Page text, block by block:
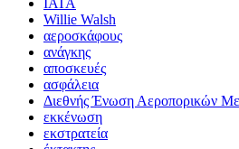
Willie Walsh
αεροσκάφους
ανάγκης
αποσκευές
ασφάλεια
Διεθνής Ένωση Αεροπορικών
εκκένωση
εκστρατεία